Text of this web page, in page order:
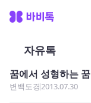
자유톡
꿈에서 성형하는 꿈
변백도경2013.07.30